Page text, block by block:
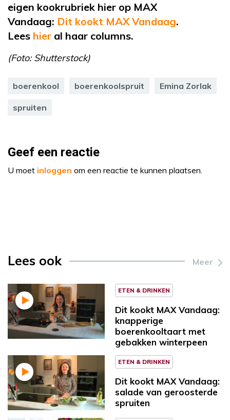
eigen kookrubriek hier op MAX
Vandaag: Dit kookt MAX Vandaag.
Lees hier al haar columns.
(Foto: Shutterstock)
boerenkool boerenkoolspruit Emina Zorlak
spruiten
Geef een reactie
U moet inloggen om een reactie te kunnen plaatsen.
Lees ook Meer
ETEN & DRINKEN
Dit kookt MAX Vandaag:
knapperige
boerenkooltaart met
gebakken winterpeen
ETEN & DRINKEN
Dit kookt MAX Vandaag:
salade van geroosterde
spruiten